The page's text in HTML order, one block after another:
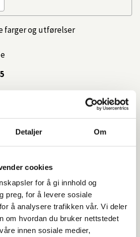
Detaljer Om
cookies
for å gi innhold og
preg, for å levere sosiale
å analysere trafikken vår. Vi deler
om hvordan du bruker nettstedet
innen sosiale medier,
farger og utførelser